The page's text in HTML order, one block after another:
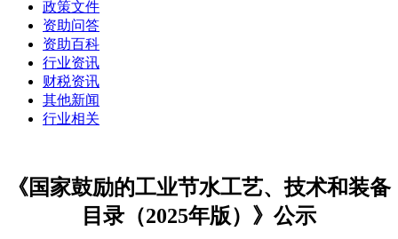
政策文件
资助问答
资助百科
行业资讯
财税资讯
其他新闻
行业相关
《国家鼓励的工业节水工艺、技术和装备
目录（2025年版）》公示